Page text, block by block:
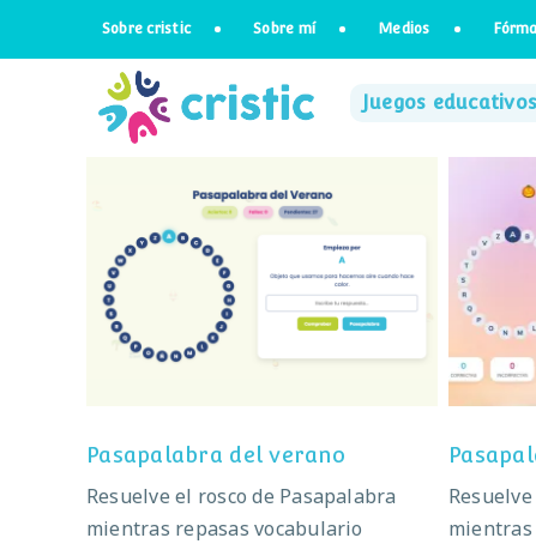
Sobre cristic Sobre mí Medios
Juegos
Pasapalabra del verano
Pasapalabra del verano
Resuelve el rosco de Pasapalabra
mientras repasas vocabulario